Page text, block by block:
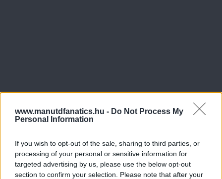
www.manutdfanatics.hu - Do Not Process My
Personal Information
If you wish to opt-out of the sale, sharing to third parties, or
processing of your personal or sensitive information for
targeted advertising by us, please use the below opt-out
section to confirm your selection. Please note that after your